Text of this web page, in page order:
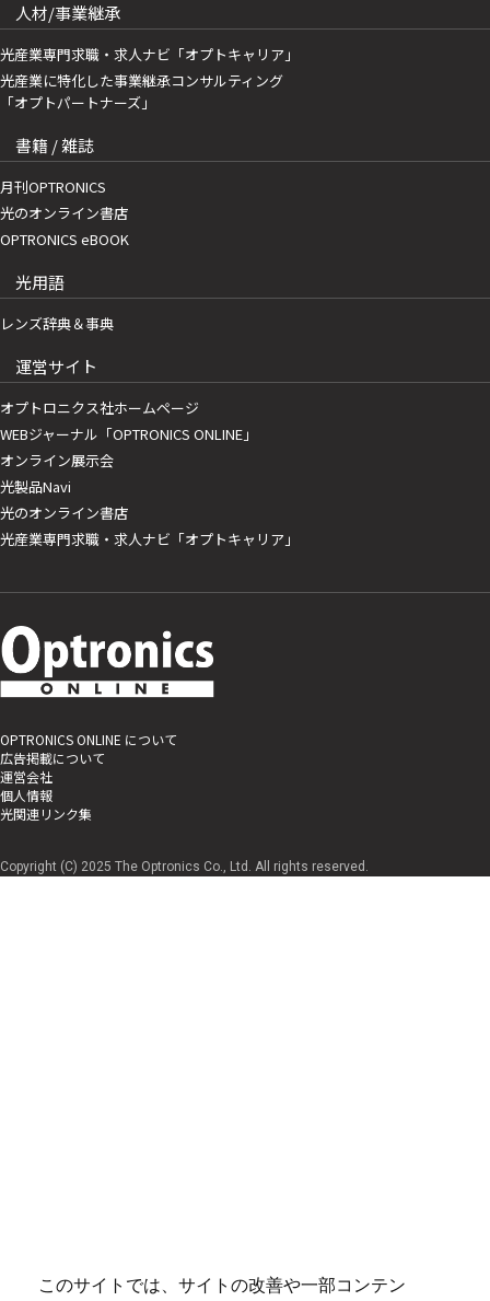
このサイトでは、サイトの改善や一部コンテン
人材/事業継承
光産業専門求職・求人ナビ「オプトキャリア」
光産業に特化した事業継承コンサルティング
「オプトパートナーズ」
書籍 / 雑誌
月刊OPTRONICS
光のオンライン書店
OPTRONICS eBOOK
光用語
レンズ辞典＆事典
運営サイト
オプトロニクス社ホームページ
WEBジャーナル「OPTRONICS ONLINE」
オンライン展示会
光製品Navi
光のオンライン書店
光産業専門求職・求人ナビ「オプトキャリア」
OPTRONICS ONLINE について
広告掲載について
運営会社
個人情報
光関連リンク集
Copyright (C) 2025 The Optronics Co., Ltd. All rights reserved.